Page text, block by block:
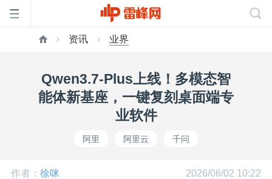
页
资讯 业界
Qwen3.7-Plus上线！多模态智
能体新基座，一键复刻桌面端专
业软件
阿里 阿里云 千问
作者： 徐咪 2026/06/02 10:22